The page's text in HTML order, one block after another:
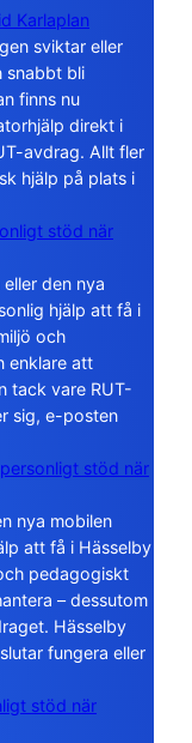
Karlaplan
sviktar eller
snabbt bli
finns nu
direkt i
avdrag. Allt fler
hjälp på plats i
stöd när
den nya
hjälp att få i
och
enklare att
tack vare RUT-
sig, e-posten
stöd när
nya mobilen
att få i Hässelby
pedagogiskt
– dessutom
Hässelby
fungera eller
stöd när